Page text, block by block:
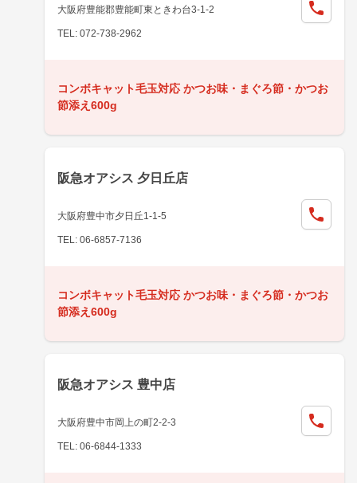
大阪府豊能郡豊能町東ときわ台3-1-2
TEL: 072-738-2962
コンボキャット毛玉対応 かつお味・まぐろ節・かつお
節添え600g
阪急オアシス 夕日丘店
大阪府豊中市夕日丘1-1-5
TEL: 06-6857-7136
コンボキャット毛玉対応 かつお味・まぐろ節・かつお
節添え600g
阪急オアシス 豊中店
大阪府豊中市岡上の町2-2-3
TEL: 06-6844-1333